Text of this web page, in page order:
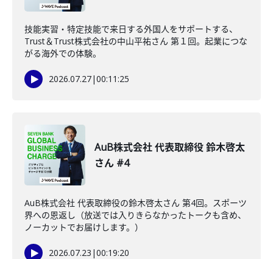
技能実習・特定技能で来日する外国人をサポートする、
Trust＆Trust株式会社の中山平祐さん 第１回。起業につな
がる海外での体験。
2026.07.27|00:11:25
AuB株式会社 代表取締役 鈴木啓太
さん #4
AuB株式会社 代表取締役の鈴木啓太さん 第4回。スポーツ
界への恩返し（放送では入りきらなかったトークも含め、
ノーカットでお届けします。）
2026.07.23 |00:19:20